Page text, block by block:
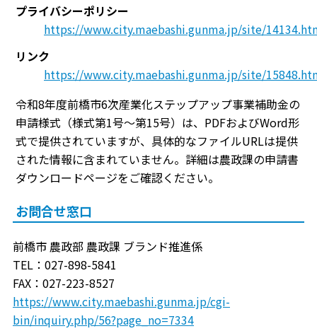
プライバシーポリシー
https://www.city.maebashi.gunma.jp/site/
リンク
https://www.city.maebashi.gunma.jp/site/
令和8年度前橋市6次産業化ステップアップ事業補助金の
申請様式（様式第1号〜第15号）は、PDFおよびWord形
式で提供されていますが、具体的なファイルURLは提供
された情報に含まれていません。詳細は農政課の申請書
ダウンロードページをご確認ください。
お問合せ窓口
前橋市 農政部 農政課 ブランド推進係
TEL：027-898-5841
FAX：027-223-8527
https://www.city.maebashi.gunma.jp/cgi-
bin/inquiry.php/56?page_no=7334